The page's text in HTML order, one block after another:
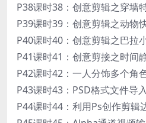
P38课时38：创意剪辑之穿墙
P39课时39：创意剪辑之动物
P40课时40：创意剪辑之巴拉
P41课时41：创意剪接之时间
P42课时42：一人分饰多个角
P43课时43：PSD格式文件导
P44课时44：利用Ps创作剪辑